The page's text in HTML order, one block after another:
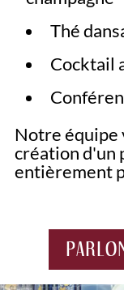
Thé
Cocktail
Notre équipe
création d'un
entièrement